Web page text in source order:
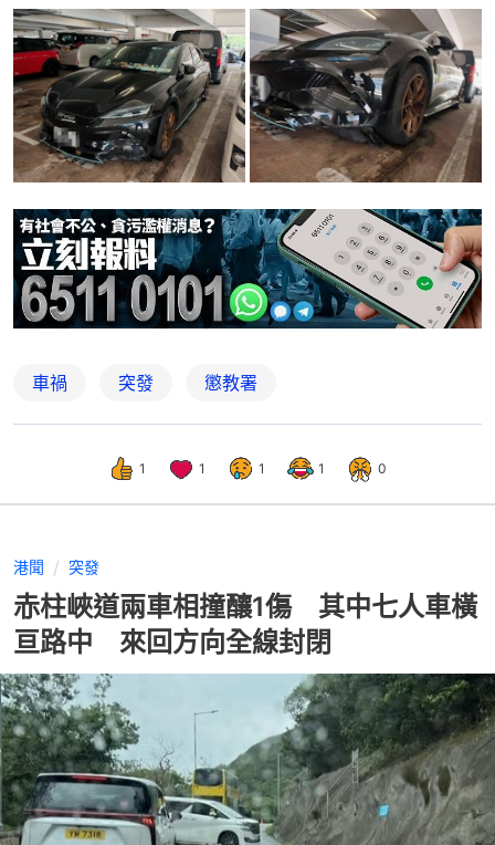
車禍 突發 懲教署
1 1 1 1 0
港聞 突發
赤柱峽道兩車相撞釀1傷 其中七人車橫
亘路中 來回方向全線封閉